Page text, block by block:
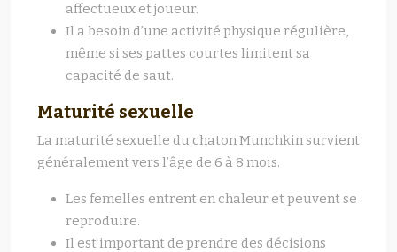
affectueux et joueur.
Il a besoin d’une activité physique régulière,
même si ses pattes courtes limitent sa
capacité de saut.
Maturité sexuelle
La maturité sexuelle du chaton Munchkin survient
généralement vers l’âge de 6 à 8 mois.
Les femelles entrent en chaleur et peuvent se
reproduire.
Il est important de prendre des décisions